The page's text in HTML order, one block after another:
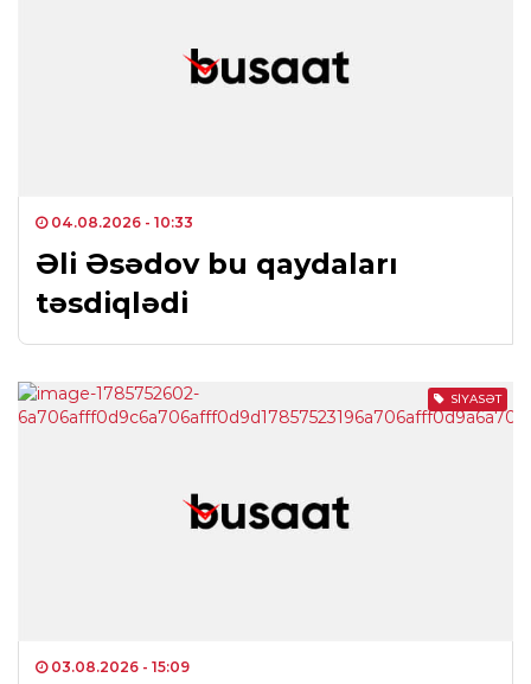
04.08.2026 - 10:33
Əli Əsədov bu qaydaları
təsdiqlədi
SIYASƏT
03.08.2026 - 15:09